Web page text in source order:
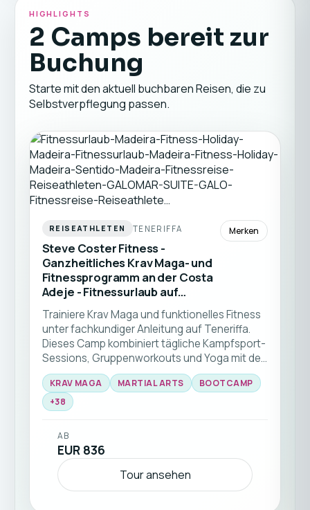
HIGHLIGHTS
2 Camps bereit zur
Buchung
Starte mit den aktuell buchbaren Reisen, die zu
Selbstverpflegung passen.
REISEATHLETEN TENERIFFA
Steve Coster Fitness -
Ganzheitliches Krav Maga- und
Fitnessprogramm an der Costa
Adeje - Fitnessurlaub auf
Teneriffa (Spanien)
Merken
Trainiere Krav Maga und funktionelles Fitness
unter fachkundiger Anleitung auf Teneriffa.
Dieses Camp kombiniert tägliche Kampfsport-
Sessions, Gruppenworkouts und Yoga mit der
atemberaubenden Naturkulisse der Insel 🥊☀️
Ideal für alle Niveaus, die ihre Fähigkeiten und
Fitness in einer unterstützenden
KRAV MAGA MARTIAL ARTS
BOOTCAMP
+38
AB
EUR 836
Tour ansehen